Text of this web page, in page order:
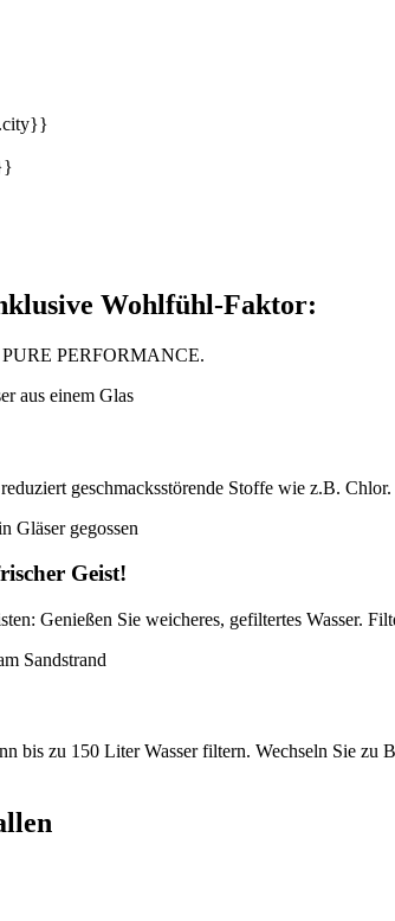
Wohlfühl-Faktor:
PERFORMANCE.
geschmacksstörende Stoffe wie z.B. Chlor.
Geist!
Genießen Sie weicheres, gefiltertes Wasser.
zu 150 Liter Wasser filtern. Wechseln Sie zu